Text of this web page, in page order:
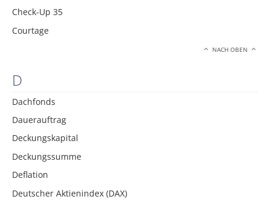
Check-Up 35
Courtage
NACH OBEN
D
Dachfonds
Dauerauftrag
Deckungskapital
Deckungssumme
Deflation
Deutscher Aktienindex (DAX)